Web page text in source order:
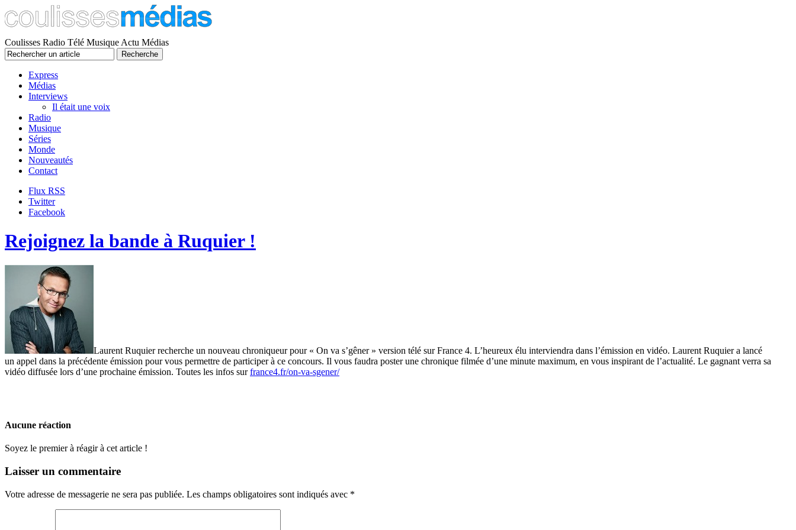
Coulisses Radio Télé Musique Actu Médias
Express
Médias
Interviews
Il était une voix
Radio
Musique
Séries
Monde
Nouveautés
Contact
Flux RSS
Twitter
Facebook
Rejoignez la bande à Ruquier !
Laurent Ruquier recherche un nouveau chroniqueur pour « On va s’gêner » version télé sur France 4. L’heureux élu interviendra dans l’émission en vidéo. Laurent Ruquier a lancé
un appel dans la précédente émission pour vous permettre de participer à ce concours. Il vous faudra poster une chronique filmée d’une minute maximum, en vous inspirant de l’actualité. Le gagnant verra sa
vidéo diffusée lors d’une prochaine émission. Toutes les infos surfrance4.fr/on-va-sgener/
Aucune réaction
Soyez le premier à réagir à cet article !
Laisser un commentaire
Votre adresse de messagerie ne sera pas publiée. Les champs obligatoires sont indiqués avec *